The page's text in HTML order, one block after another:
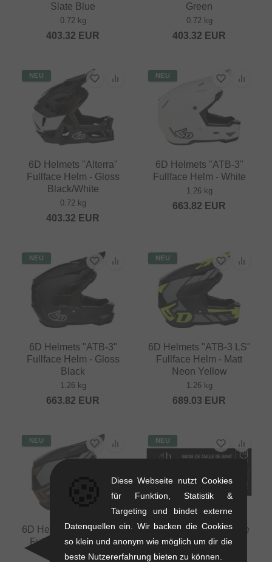
Slate Blue
0.72 kg
403.32 EUR
Green
0.72 kg
403.32 EUR
NEU
6D Helmets "Alterra"
Fullface Helm - Gloss
Black/White
0.72 kg
403.32 EUR
NEU
6D Helmets "ATB-3"
Fullface Helm - White
1.26 kg
663.82 EUR
NEU
6D Helmets "ATB-3"
Fullface Helm - Gloss
Black
1.26 kg
663.82 EUR
NEU
6D Helmets "ATB-3 LS"
Fullface Helm - Matt
Neon Yellow
1.26 kg
689.03 EUR
NEU
6D Helmets "ATB-3 LS"
Fullface Helm - Matt
Bronze
NEU
Fist Handwear "Inspyre
V2 Black Youth"
Handschuhe (Kids)
Diese Webseite nutzt Cookies
für Funktion, Statistik &
Targeting und bindet externe
Datenquellen ein. Wir backen die Cookies
so klein und anonym wie möglich um dir die
beste Nutzererfahrung bieten zu können.